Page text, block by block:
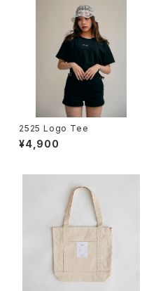
2525 Logo Tee
¥4,900